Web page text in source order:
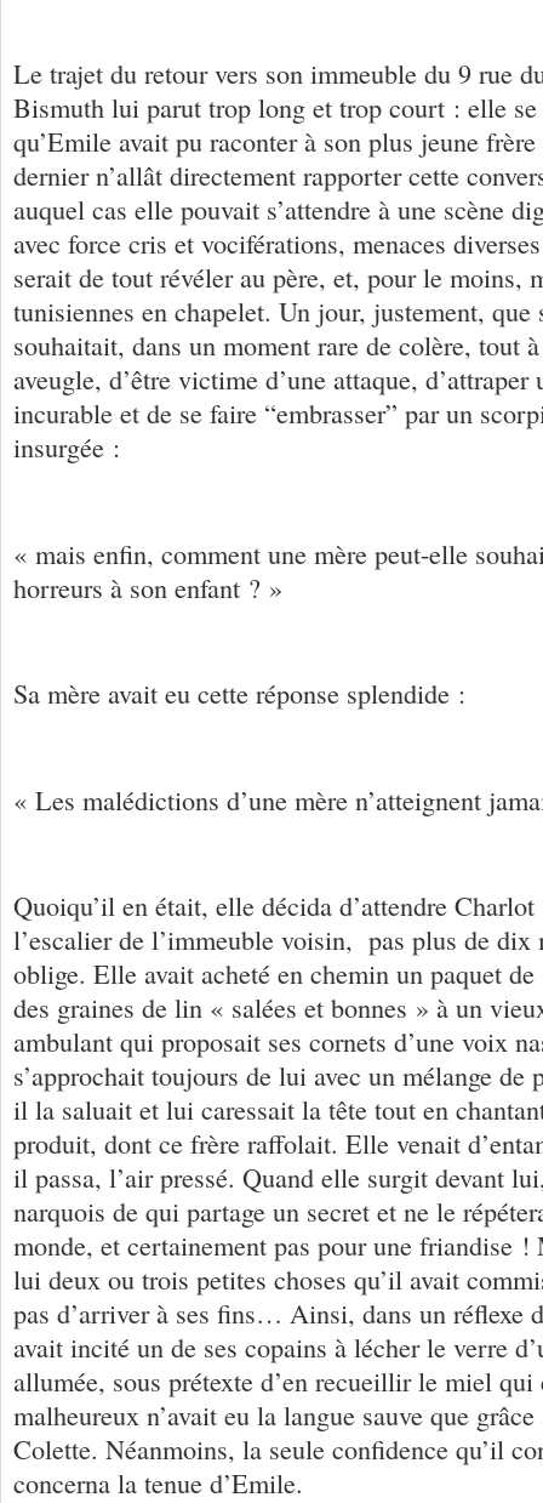
Le trajet du retour vers son immeuble du 9 rue
Bismuth lui parut trop long et trop court : elle se
qu’Emile avait pu raconter à son plus jeune
dernier n’allât directement rapporter cette
auquel cas elle pouvait s’attendre à une scène
avec force cris et vociférations, menaces
serait de tout révéler au père, et, pour le moins,
tunisiennes en chapelet. Un jour, justement, que
souhaitait, dans un moment rare de colère, tout
aveugle, d’être victime d’une attaque, d’attraper
incurable et de se faire “embrasser” par un
insurgée :
« mais enfin, comment une mère peut-elle
horreurs à son enfant ? »
Sa mère avait eu cette réponse splendide :
« Les malédictions d’une mère n’atteignent
Quoiqu’il en était, elle décida d’attendre
l’escalier de l’immeuble voisin, pas plus de dix
oblige. Elle avait acheté en chemin un paquet
des graines de lin « salées et bonnes » à un
ambulant qui proposait ses cornets d’une voix
s’approchait toujours de lui avec un mélange de
il la saluait et lui caressait la tête tout en
produit, dont ce frère raffolait. Elle venait
il passa, l’air pressé. Quand elle surgit devant
narquois de qui partage un secret et ne le
monde, et certainement pas pour une friandise !
lui deux ou trois petites choses qu’il avait
pas d’arriver à ses fins… Ainsi, dans un réflexe
avait incité un de ses copains à lécher le verre
allumée, sous prétexte d’en recueillir le miel
malheureux n’avait eu la langue sauve que
Colette. Néanmoins, la seule confidence qu’il
concerna la tenue d’Emile.